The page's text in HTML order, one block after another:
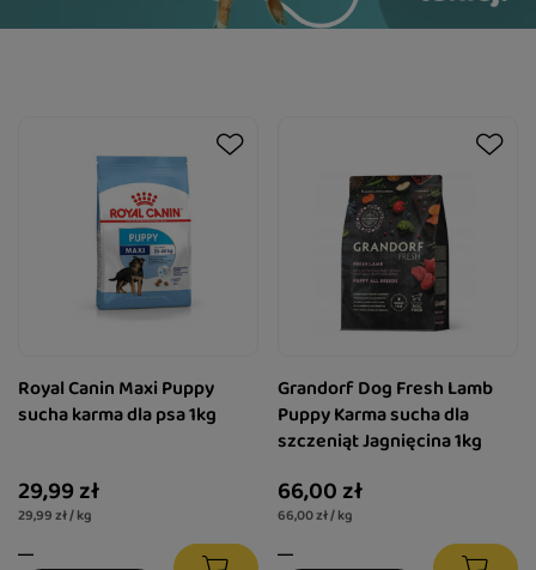
Royal Canin Maxi Puppy
sucha karma dla psa 1kg
29,99 zł
29,99 zł / kg
Grandorf Dog Fresh Lamb
Puppy Karma sucha dla
szczeniąt Jagnięcina 1kg
66,00 zł
66,00 zł / kg